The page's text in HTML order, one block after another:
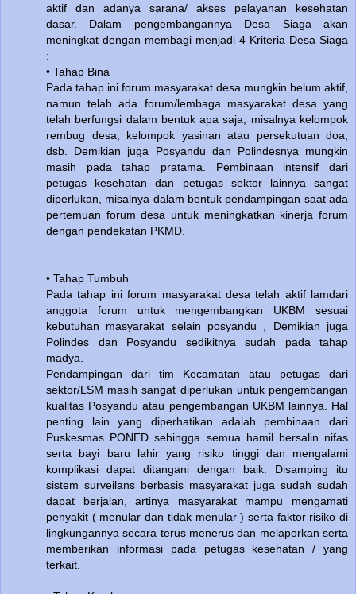
aktif dan adanya sarana/ akses pelayanan kesehatan
dasar. Dalam pengembangannya Desa Siaga akan
meningkat dengan membagi menjadi 4 Kriteria Desa Siaga
:
• Tahap Bina
Pada tahap ini forum masyarakat desa mungkin belum aktif,
namun telah ada forum/lembaga masyarakat desa yang
telah berfungsi dalam bentuk apa saja, misalnya kelompok
rembug desa, kelompok yasinan atau persekutuan doa,
dsb. Demikian juga Posyandu dan Polindesnya mungkin
masih pada tahap pratama. Pembinaan intensif dari
petugas kesehatan dan petugas sektor lainnya sangat
diperlukan, misalnya dalam bentuk pendampingan saat ada
pertemuan forum desa untuk meningkatkan kinerja forum
dengan pendekatan PKMD.
• Tahap Tumbuh
Pada tahap ini forum masyarakat desa telah aktif lamdari
anggota forum untuk mengembangkan UKBM sesuai
kebutuhan masyarakat selain posyandu , Demikian juga
Polindes dan Posyandu sedikitnya sudah pada tahap
madya.
Pendampingan dari tim Kecamatan atau petugas dari
sektor/LSM masih sangat diperlukan untuk pengembangan
kualitas Posyandu atau pengembangan UKBM lainnya. Hal
penting lain yang diperhatikan adalah pembinaan dari
Puskesmas PONED sehingga semua hamil bersalin nifas
serta bayi baru lahir yang risiko tinggi dan mengalami
komplikasi dapat ditangani dengan baik. Disamping itu
sistem surveilans berbasis masyarakat juga sudah sudah
dapat berjalan, artinya masyarakat mampu mengamati
penyakit ( menular dan tidak menular ) serta faktor risiko di
lingkungannya secara terus menerus dan melaporkan serta
memberikan informasi pada petugas kesehatan / yang
terkait.